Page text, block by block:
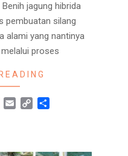
jagung hibrida
pembuatan silang
alami yang nantinya
proses
Pinterest
Email Copy